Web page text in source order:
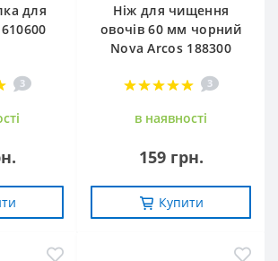
для
3
Ніж для чищення
овочів 60 мм чорний
Nova Arcos 188300
3
в наявностi
159 грн.
Купити